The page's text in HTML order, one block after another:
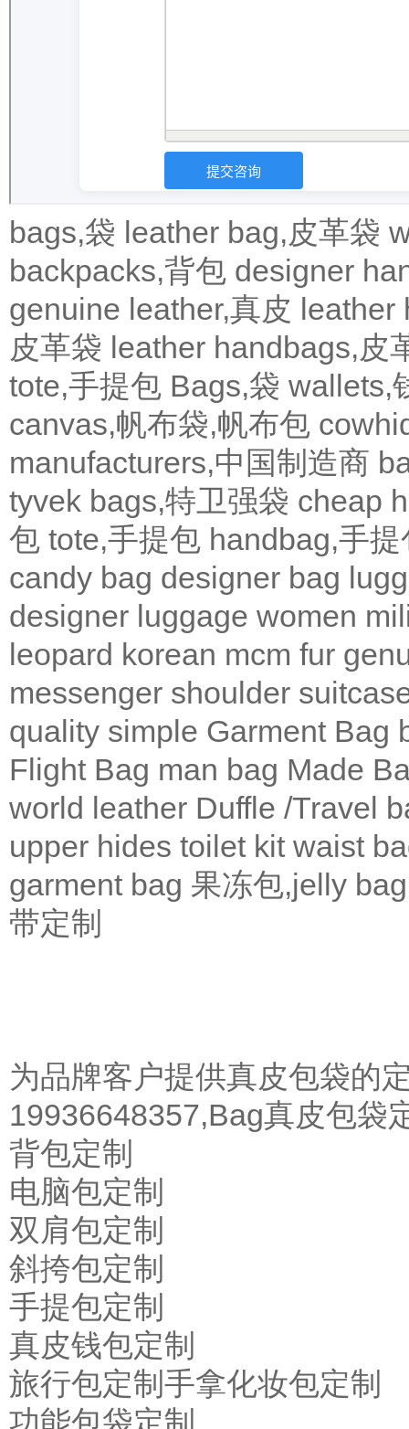
bags,袋 leather bag,皮革袋
backpacks,背包 designer
genuine leather,真皮 leather
皮革袋 leather handbags,皮
tote,手提包 Bags,袋 wallets,
canvas,帆布袋,帆布包
manufacturers,中国制造商
tyvek bags,特卫强袋 cheap
包 tote,手提包 handbag,手提
candy bag designer bag
designer luggage women
leopard korean mcm fur
messenger shoulder
quality simple Garment Bag
Flight Bag man bag Made
world leather Duffle /Travel
upper hides toilet kit waist
garment bag 果冻包,jelly bag
带定制
为品牌客户提供真皮包袋的
19936648357,Bag真皮包袋
背包定制
电脑包定制
双肩包定制
斜挎包定制
手提包定制
真皮钱包定制
旅行包定制 手拿化妆包定制
功能包袋定制